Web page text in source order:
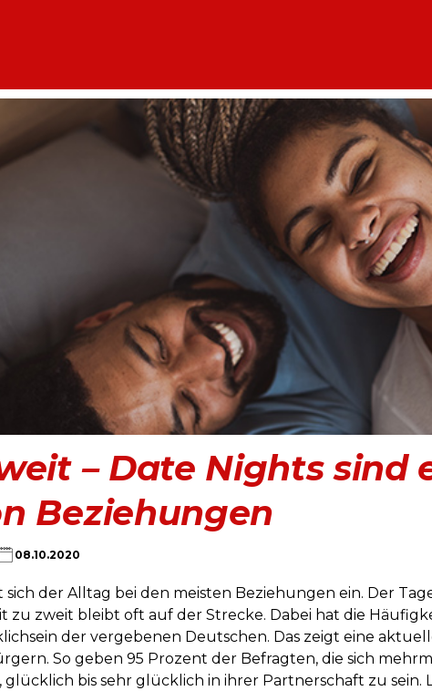
– Date Nights sind
Beziehungen
08.10.2020
der Alltag bei den meisten Beziehungen ein. Der
zu zweit bleibt oft auf der Strecke. Dabei hat die
der vergebenen Deutschen. Das zeigt eine
So geben 95 Prozent der Befragten, die sich
glücklich bis sehr glücklich in ihrer Partnerschaft zu sein.